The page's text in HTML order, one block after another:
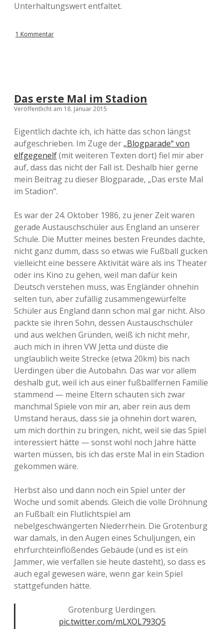
Unterhaltungswert entfaltet.
1 Kommentar
Das erste Mal im Stadion
Veröffentlicht am 18. Januar 2015
Eigentlich dachte ich, ich hätte das schon längst
aufgeschrieben. Im Zuge der „Blogparade“ von
elfgegenelf(mit weiteren Texten dort) fiel mir aber
auf, dass das nicht der Fall ist. Deshalb hier gerne
mein Beitrag zu dieser Blogparade, „Das erste Mal
im Stadion“.
Es war der 24. Oktober 1986, zu jener Zeit waren
gerade Austauschschüler aus England an unserer
Schule. Die Mutter meines besten Freundes dachte,
nicht ganz dumm, dass so etwas wie Fußball gucken
vielleicht eine bessere Aktivität wäre als ins Theater
oder ins Kino zu gehen, weil man dafür kein
Deutsch verstehen muss, was Engländer ohnehin
selten tun, aber zufällig zusammengewürfelte
Schüler aus England dann schon mal gar nicht. Also
packte sie ihren Sohn, dessen Austauschschüler
und aus welchen Gründen, weiß ich nicht mehr,
auch mich in ihren VW Jetta und düste die
unglaublich weite Strecke (etwa 20km) bis nach
Uerdingen über die Autobahn. Das war vor allem
deshalb gut, weil ich aus einer fußballfernen Familie
stammend — meine Eltern schauten sich zwar
manchmal Spiele von mir an, aber rein aus dem
Umstand heraus, dass sie ja ohnehin dort waren,
um mich dorthin zu bringen, nicht, weil sie das Spiel
interessiert hätte — sonst wohl noch Jahre hätte
warten müssen, bis ich das erste Mal in ein Stadion
gekommen wäre.
Herbst also und dann noch ein Spiel unter der
Woche und somit abends. Gleich die volle Dröhnung
an Fußball: ein Flutlichtspiel am
nebelgeschwängerten Niederrhein. Die Grotenburg
war damals, in den Augen eines Schuljungen, ein
ehrfurchteinflößendes Gebäude (und es ist ein
Jammer, wie verfallen sie heute dasteht), so dass es
auch egal gewesen wäre, wenn gar kein Spiel
stattgefunden hätte.
Grotenburg Uerdingen.
pic.twitter.com/mLXOL793Q5